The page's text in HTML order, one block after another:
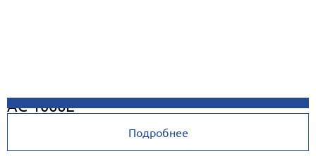
AC-1066E
Подробнее